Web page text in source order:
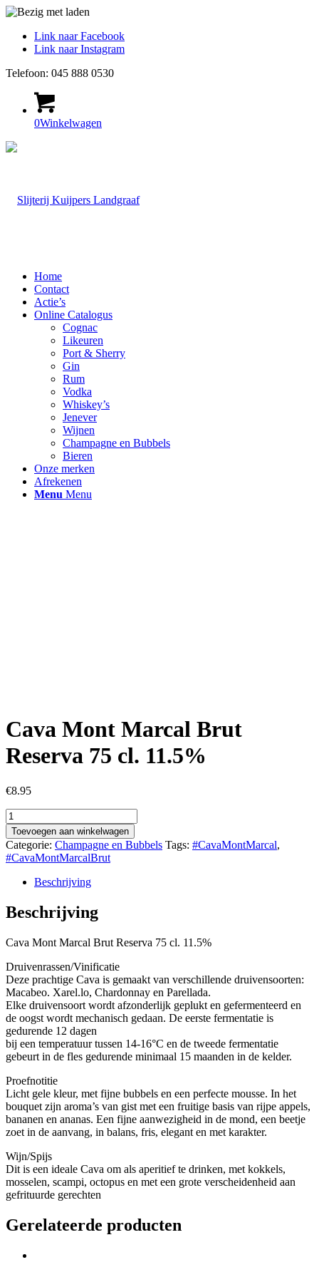
Link naar Facebook
Link naar Instagram
Telefoon: 045 888 0530
0Winkelwagen
Home
Contact
Actie’s
Online Catalogus
Cognac
Likeuren
Port & Sherry
Gin
Rum
Vodka
Whiskey’s
Jenever
Wijnen
Champagne en Bubbels
Bieren
Onze merken
Afrekenen
Menu Menu
Cava Mont Marcal Brut
Reserva 75 cl. 11.5%
€8.95
Cava
Mont
Marcal
Brut
Reserva
11.5%
aantal
Toevoegen aan winkelwagen
Categorie: Champagne en Bubbels Tags: #CavaMontMarcal,
#CavaMontMarcalBrut
Beschrijving
Beschrijving
Cava Mont Marcal Brut Reserva 75 cl. 11.5%
Druivenrassen/Vinificatie
Deze prachtige Cava is gemaakt van verschillende druivensoorten:
Macabeo. Xarel.lo, Chardonnay en Parellada.
Elke druivensoort wordt afzonderlijk geplukt en gefermenteerd en
de oogst wordt mechanisch gedaan. De eerste fermentatie is
gedurende 12 dagen
bij een temperatuur tussen 14-16°C en de tweede fermentatie
gebeurt in de fles gedurende minimaal 15 maanden in de kelder.
Proefnotitie
Licht gele kleur, met fijne bubbels en een perfecte mousse. In het
bouquet zijn aroma’s van gist met een fruitige basis van rijpe appels,
bananen en ananas. Een fijne aanwezigheid in de mond, een beetje
zoet in de aanvang, in balans, fris, elegant en met karakter.
Wijn/Spijs
Dit is een ideale Cava om als aperitief te drinken, met kokkels,
mosselen, scampi, octopus en met een grote verscheidenheid aan
gefrituurde gerechten
Gerelateerde producten